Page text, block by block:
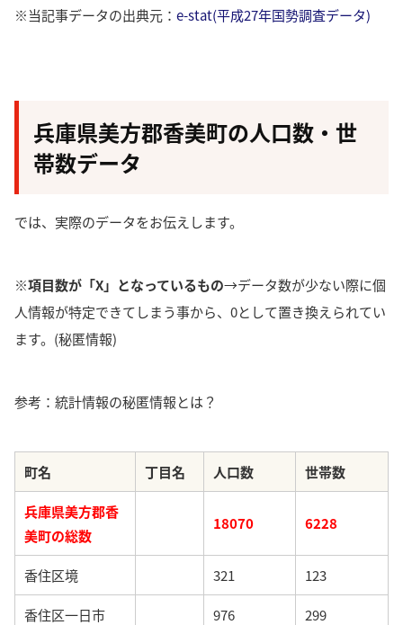
※当記事データの出典元： e-stat(平成27年国勢調査データ)
兵庫県美方郡香美町の人口数・世
帯数データ
では、実際のデータをお伝えします。
※項目数が「X」となっているもの→データ数が少ない際に個
人情報が特定できてしまう事から、0として置き換えられてい
ます。(秘匿情報)
参考：統計情報の秘匿情報とは？
町名 丁目名 人口数 世帯数
兵庫県美方郡香
美町の総数
18070 6228
香住区境 321 123
香住区一日市 976 299